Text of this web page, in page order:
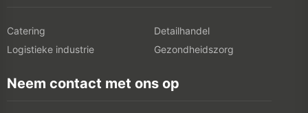
Catering
Detailhandel
Logistieke industrie
Gezondheidszorg
Neem contact met ons op